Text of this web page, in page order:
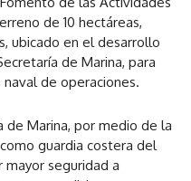
de 10 hectáreas,
ubicado en el desarrollo
de Marina, para
de operaciones.
de Marina, por medio de la
guardia costera del
seguridad a